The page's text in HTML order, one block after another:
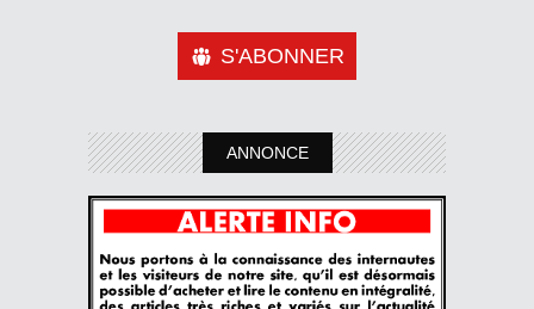
S'ABONNER
ANNONCE